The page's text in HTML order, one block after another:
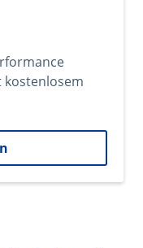
kostenlosem